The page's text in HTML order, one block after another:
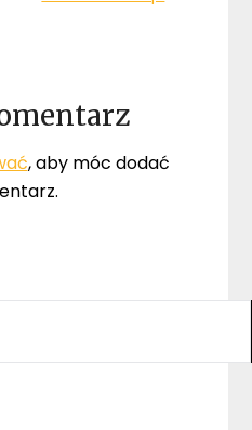
, aby móc dodać